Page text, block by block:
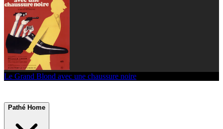
Le Grand Blond avec une chaussure noire
Pathé Home